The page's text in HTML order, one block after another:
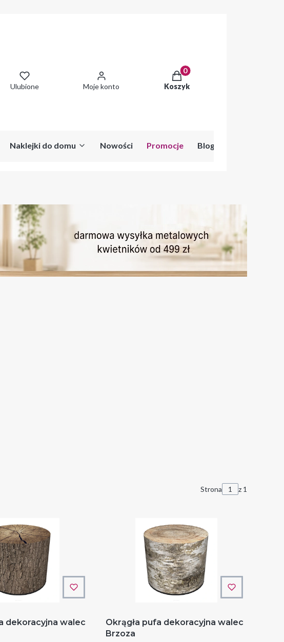
Ulubione Moje konto
Produkty w koszyku: 0.
Koszyk
Naklejki do domu Nowości Promocje Blog
Strona z 1
dekoracyjna walec
Okrągła pufa dekoracyjna walec
Brzoza